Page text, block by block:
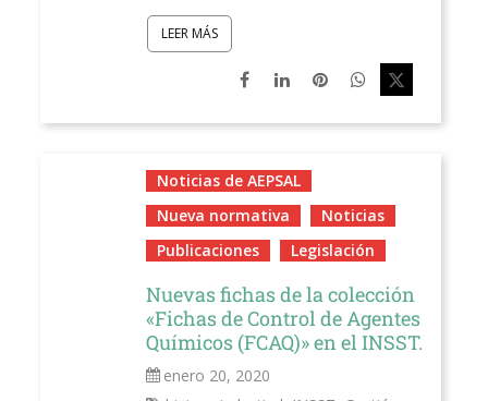
LEER MÁS
Noticias de AEPSAL
Nueva normativa
Noticias
Publicaciones
Legislación
Nuevas fichas de la colección
«Fichas de Control de Agentes
Químicos (FCAQ)» en el INSST.
enero 20, 2020